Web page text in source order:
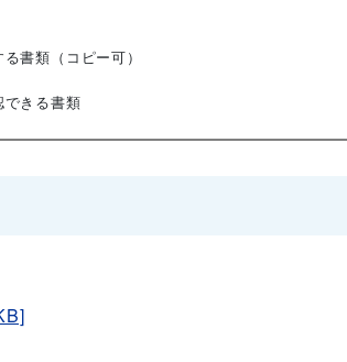
書類（コピー可）
できる書類